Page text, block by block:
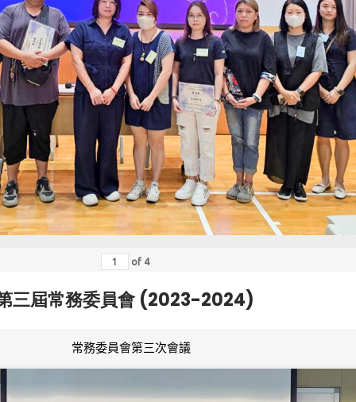
of 4
三屆常務委員會 (2023-2024)
常務委員會第三次會議